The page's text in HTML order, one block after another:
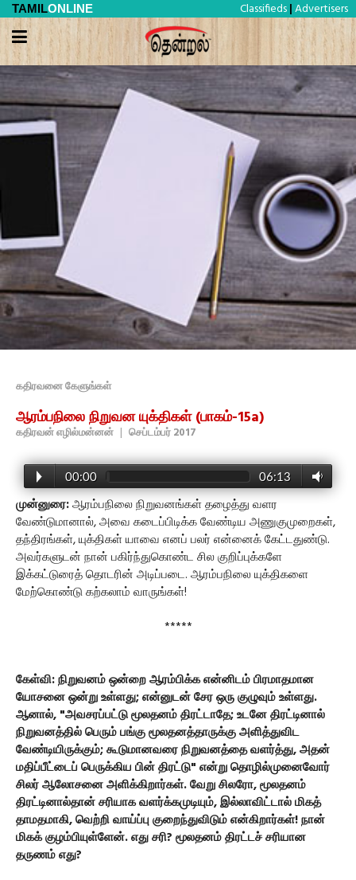
TAMILONLINE Classifieds | Advertisers
கதிரவனை கேளுங்கள்
ஆரம்பநிலை நிறுவன யுக்திகள் (பாகம்-15a)
கதிரவன் எழில்மன்னன் | செப்டம்பர் 2017
00:00 06:13
முன்னுரை:ஆரம்பநிலை நிறுவனங்கள் தழைத்து வளர
வேண்டுமானால், அவை கடைப்பிடிக்க வேண்டிய அணுகுமுறைகள்,
தந்திரங்கள், யுக்திகள் யாவை எனப் பலர் என்னைக் கேட்டதுண்டு.
அவர்களுடன் நான் பகிர்ந்துகொண்ட சில குறிப்புக்களே
இக்கட்டுரைத் தொடரின் அடிப்படை. ஆரம்பநிலை யுக்திகளை
மேற்கொண்டு கற்கலாம் வாருங்கள்!
*****
கேள்வி: நிறுவனம் ஒன்றை ஆரம்பிக்க என்னிடம் பிரமாதமான
யோசனை ஒன்று உள்ளது; என்னுடன் சேர ஒரு குழுவும் உள்ளது.
ஆனால், "அவசரப்பட்டு மூலதனம் திரட்டாதே; உடனே திரட்டினால்
நிறுவனத்தில் பெரும் பங்கு மூலதனத்தாருக்கு அளித்துவிட
வேண்டியிருக்கும்; கூடுமானவரை நிறுவனத்தை வளர்த்து, அதன்
மதிப்பீட்டைப் பெருக்கிய பின் திரட்டு" என்று தொழில்முனைவோர்
சிலர் ஆலோசனை அளிக்கிறார்கள். வேறு சிலரோ, மூலதனம்
திரட்டினால்தான் சரியாக வளர்க்கமுடியும், இல்லாவிட்டால் மிகத்
தாமதமாகி, வெற்றி வாய்ப்பு குறைந்துவிடும் என்கிறார்கள்! நான்
மிகக் குழம்பியுள்ளேன். எது சரி? மூலதனம் திரட்டச் சரியான
தருணம் எது?